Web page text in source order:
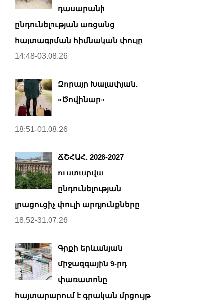
դասարանի
ընդունելության առցանց
հայտագրման հիմնական փուլը
14:48-03.08.26
Զորայր Խալափյան.
«Ծովինար»
18:51-01.08.26
ՃՇՀԱՀ. 2026-2027
ուստարվա
ընդունելության
լրացուցիչ փուլի արդյունքները
18:52-31.07.26
Գրքի երևանյան
միջազգային 9-րդ
փառատոնը
հայտարարում է գրական մրցույթ